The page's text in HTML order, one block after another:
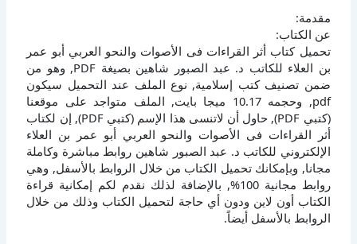
مقدمة:
عن الكتاب:
تحميل كتاب أثر القراءات فى الأصوات والنحو العربي أبو عمر
بن العلاء للكاتب د. عبد الصبور شاهين بصيغة PDF, وهو من
ضمن تصنيف كتب إسلامية, نوع الملف عند التحميل سيكون
pdf, وحجمه 10.17 ميجا بايت, الملف متواجد على موقعنا
(كتبي PDF), حاول أن لاتنسى هذا الإسم (كتبي PDF), إن لكتاب
أثر القراءات فى الأصوات والنحو العربي أبو عمر بن العلاء
الإلكتروني للكاتب د. عبد الصبور شاهين روابط مباشرة وكاملة
مجانا, وبإمكانك تحميل الكتاب من خلال الروابط بالأسفل, وهي
روابط مجانية 100%, بالإضافة لذلك نقدم لكم إمكانية قراءة
الكتاب أون لاين ودون أي حاجة لتحميل الكتاب وذلك من خلال
الروابط بالأسفل أيضاً.